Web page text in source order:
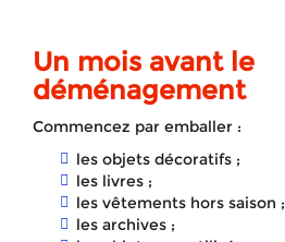
Un mois avant le
déménagement
Commencez par emballer :
les objets décoratifs ;
les livres ;
les vêtements hors saison ;
les archives ;